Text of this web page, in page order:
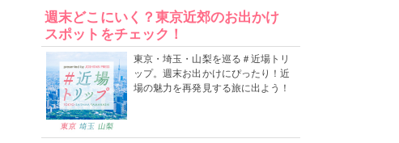
週末どこにいく？東京近郊のお出かけ
スポットをチェック！
東京・埼玉・山梨を巡る＃近場トリ
ップ。週末お出かけにぴったり！近
場の魅力を再発見する旅に出よう！